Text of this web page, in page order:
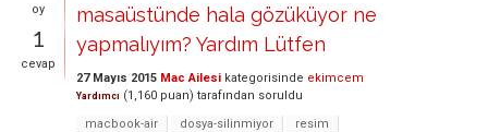
oy
1
cevap
masaüstünde hala gözüküyor ne
yapmalıyım? Yardım Lütfen
27 Mayıs 2015 Mac Ailesi kategorisinde ekimcem
Yardımcı (1,160 puan) tarafından soruldu
macbook-air
dosya-silinmiyor resim